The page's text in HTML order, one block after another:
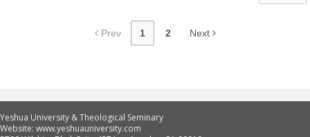
Prev 1 2 Next
Yeshua University & Theological Seminary
Website: www.yeshuauniversity.com